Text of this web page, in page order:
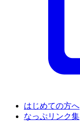
はじめての方へ
なっぷリンク集